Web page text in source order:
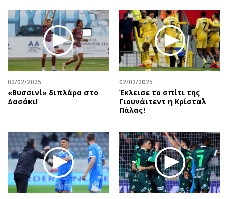
02/02/2025
«Βυσσινί» διπλάρα στο
Δασάκι!
02/02/2025
Έκλεισε το σπίτι της
Γιουνάιτεντ η Κρίσταλ
Πάλας!